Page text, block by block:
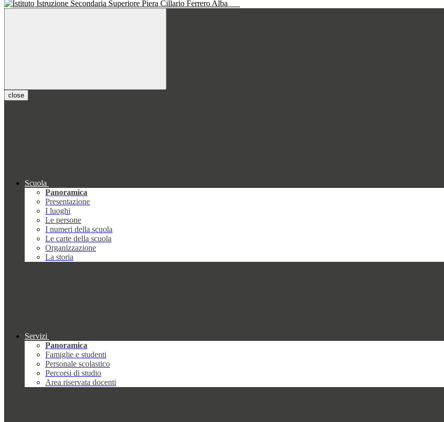
close
Scuola
Panoramica
Presentazione
I luoghi
Le persone
I numeri della scuola
Le carte della scuola
Organizzazione
La storia
Servizi
Panoramica
Famiglie e studenti
Personale scolastico
Percorsi di studio
Area riservata docenti